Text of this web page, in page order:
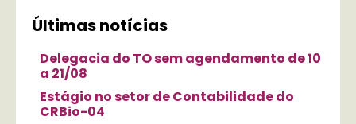
Últimas notícias
Delegacia do TO sem agendamento de 10
a 21/08
Estágio no setor de Contabilidade do
CRBio-04